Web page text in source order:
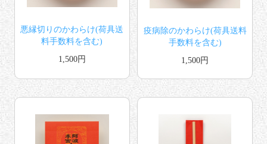
悪縁切りのかわらけ(荷具送
料手数料を含む)
1,500円
疫病除のかわらけ(荷具送料
手数料を含む)
1,500円